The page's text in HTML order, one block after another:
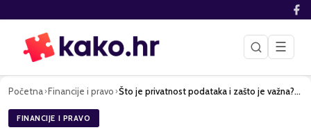
☰
Početna›Financije i pravo › Što je privatnost podataka i zašto je važna? Najbolje prakse…
FINANCIJE I PRAVO